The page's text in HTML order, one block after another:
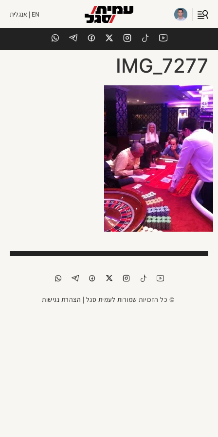
EN | אנגלית
IMG_7277
© כל הזכויות שמורות לעמית סגל | הצהרת נגישות